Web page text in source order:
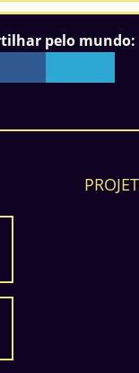
pelo mundo: